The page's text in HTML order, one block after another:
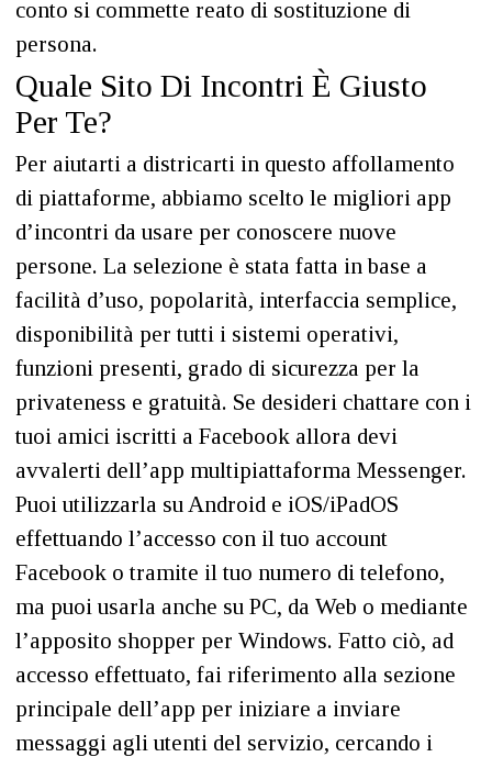
conto si commette reato di sostituzione di
persona.
Quale Sito Di Incontri È Giusto
Per Te?
Per aiutarti a districarti in questo affollamento
di piattaforme, abbiamo scelto le migliori app
d’incontri da usare per conoscere nuove
persone. La selezione è stata fatta in base a
facilità d’uso, popolarità, interfaccia semplice,
disponibilità per tutti i sistemi operativi,
funzioni presenti, grado di sicurezza per la
privateness e gratuità. Se desideri chattare con i
tuoi amici iscritti a Facebook allora devi
avvalerti dell’app multipiattaforma Messenger.
Puoi utilizzarla su Android e iOS/iPadOS
effettuando l’accesso con il tuo account
Facebook o tramite il tuo numero di telefono,
ma puoi usarla anche su PC, da Web o mediante
l’apposito shopper per Windows. Fatto ciò, ad
accesso effettuato, fai riferimento alla sezione
principale dell’app per iniziare a inviare
messaggi agli utenti del servizio, cercando i